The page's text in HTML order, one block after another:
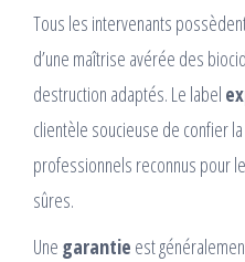
Tous les intervenants
d’une maîtrise avérée des
destruction adaptés. Le label
clientèle soucieuse de confier
professionnels reconnus pour
sûres.
Une garantie est